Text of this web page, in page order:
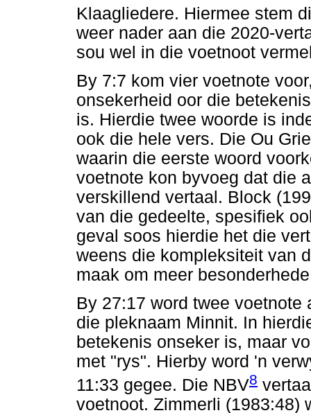
Klaagliedere. Hiermee stem
weer nader aan die 2020-
sou wel in die voetnoot
By 7:7 kom vier voetnote
onsekerheid oor die
is. Hierdie twee woorde is
ook die hele vers. Die Ou
waarin die eerste woord
voetnote kon byvoeg dat die
verskillend vertaal. Block
van die gedeelte, spesifiek
geval soos hierdie het die
weens die kompleksiteit van
maak om meer
By 27:17 word twee
die pleknaam Minnit. In
betekenis onseker is, maar
met "rys". Hierby word 'n
11:33 gegee. Die NBV8
voetnoot. Zimmerli (1983:48)